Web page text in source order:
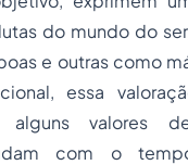
do mundo do
e outras como
essa
alguns valores
com o